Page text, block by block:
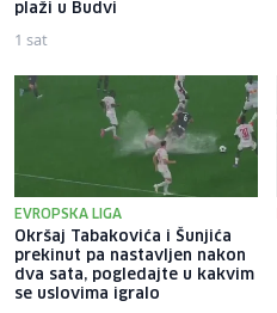
plaži u Budvi
1 sat
EVROPSKA LIGA
Okršaj Tabakovića i Šunjića
prekinut pa nastavljen nakon
dva sata, pogledajte u kakvim
se uslovima igralo